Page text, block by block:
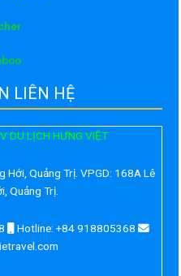
LIÊN HỆ
DU LỊCH HƯNG VIỆT
Hới, Quảng Trị. VPGD: 168A Lê
Quảng Trị.
Hotline: +84 918805368